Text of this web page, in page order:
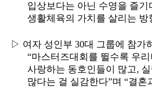
입상보다는 아닌 수영을 즐기
생활체육의 가치를 살리는
▷ 여자 성인부 30대 그룹에 참가
“마스터즈대회를 뛸수록 우
사랑하는 동호인들이 많고,
많다는 걸 실감한다”며“결혼